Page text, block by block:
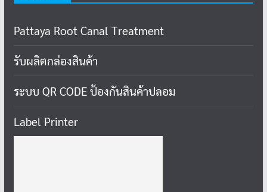
Pattaya Root Canal Treatment
รับผลิตกล่องสินค้า
ระบบ QR CODE ป้องกันสินค้าปลอม
Label Printer